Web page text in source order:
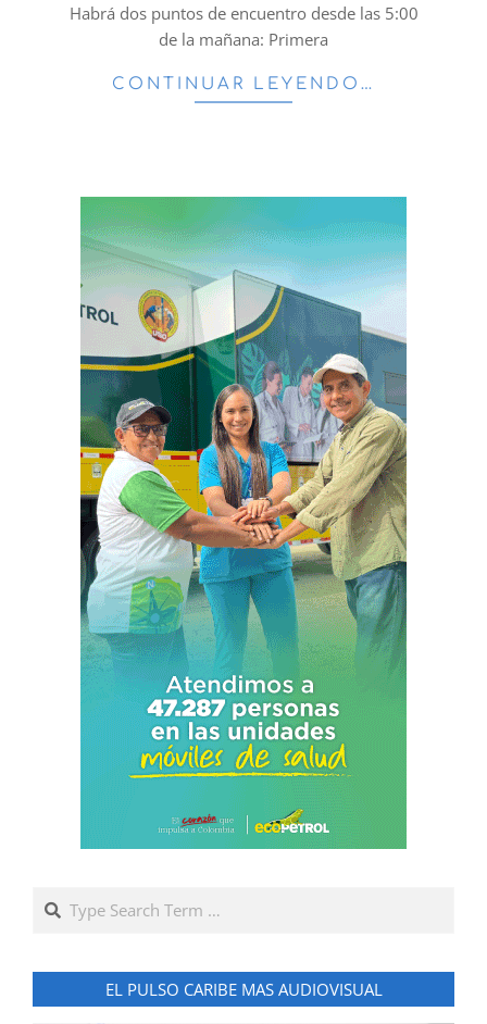
Habrá dos puntos de encuentro desde las 5:00
de la mañana: Primera
CONTINUAR LEYENDO…
Search
EL PULSO CARIBE MAS AUDIOVISUAL